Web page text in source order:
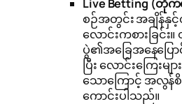
Live Betting (တို
စဉ်အတွင်း အချိန်နှ
လောင်းကစားခြင်း
ပွဲ၏အခြေအနေပြေ
ပြီး လောင်းကြေးမျ
သောကြောင့် အလွန်
ကောင်းပါသည်။